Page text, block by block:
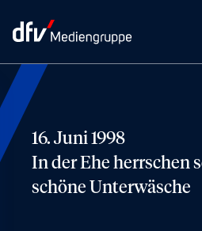
16. Juni 1998
In der Ehe herrschen
schöne Unterwäsche